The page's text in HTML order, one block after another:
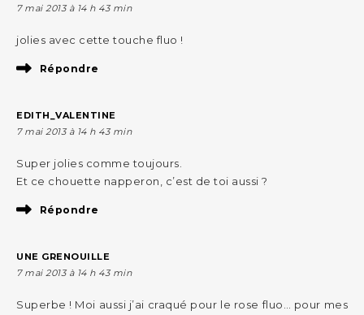
7 mai 2013 à 14 h 43 min
jolies avec cette touche fluo !
Répondre
EDITH_VALENTINE
7 mai 2013 à 14 h 43 min
Super jolies comme toujours.
Et ce chouette napperon, c’est de toi aussi ?
Répondre
UNE GRENOUILLE
7 mai 2013 à 14 h 43 min
Superbe ! Moi aussi j’ai craqué pour le rose fluo… pour mes